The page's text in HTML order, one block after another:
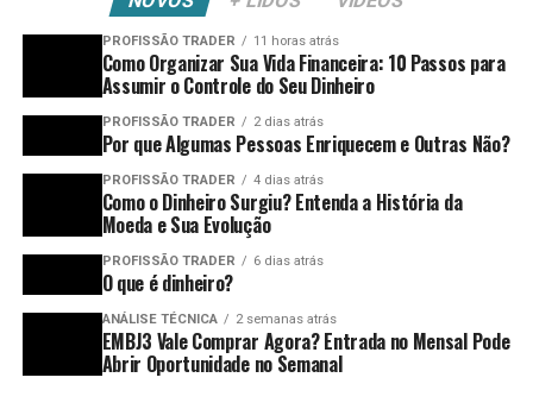
PROFISSÃO TRADER 11 horas atrás
Como Organizar Sua Vida Financeira: 10 Passos para
Assumir o Controle do Seu Dinheiro
PROFISSÃO TRADER 2 dias atrás
Por que Algumas Pessoas Enriquecem e Outras Não?
PROFISSÃO TRADER 4 dias atrás
Como o Dinheiro Surgiu? Entenda a História da
Moeda e Sua Evolução
PROFISSÃO TRADER 6 dias atrás
O que é dinheiro?
ANÁLISE TÉCNICA 2 semanas atrás
EMBJ3 Vale Comprar Agora? Entrada no Mensal Pode
Abrir Oportunidade no Semanal